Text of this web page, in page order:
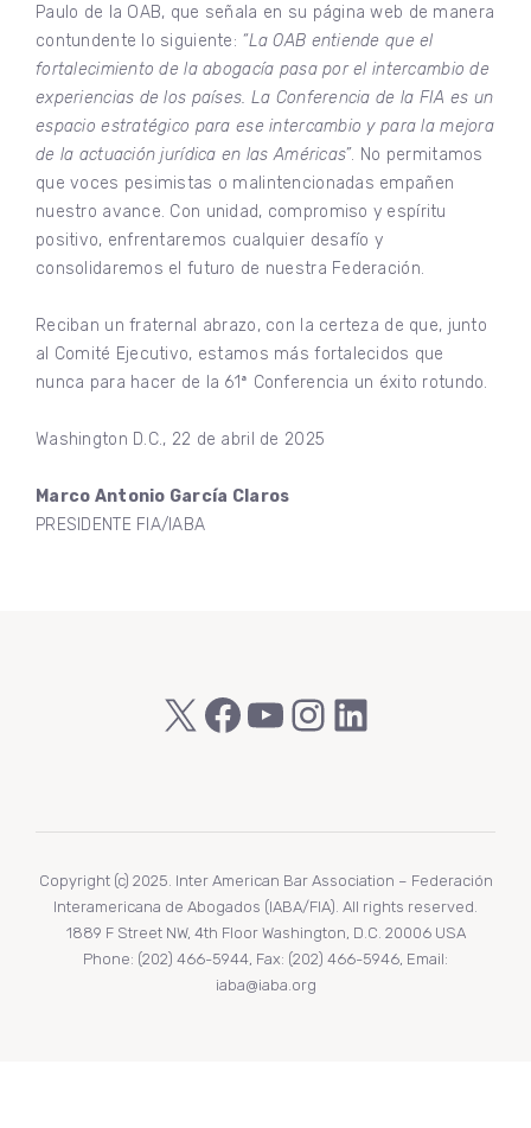
Paulo de la OAB, que señala en su página web de manera
contundente lo siguiente: “La OAB entiende que el
fortalecimiento de la abogacía pasa por el intercambio de
experiencias de los países. La Conferencia de la FIA es un
espacio estratégico para ese intercambio y para la mejora
de la actuación jurídica en las Américas”. No permitamos
que voces pesimistas o malintencionadas empañen
nuestro avance. Con unidad, compromiso y espíritu
positivo, enfrentaremos cualquier desafío y
consolidaremos el futuro de nuestra Federación.
Reciban un fraternal abrazo, con la certeza de que, junto
al Comité Ejecutivo, estamos más fortalecidos que
nunca para hacer de la 61ª Conferencia un éxito rotundo.
Washington D.C., 22 de abril de 2025
Marco Antonio García Claros
PRESIDENTE FIA/IABA
X Facebook
YouTube
Instagram
LinkedIn
Copyright (c) 2025. Inter American Bar Association – Federación
Interamericana de Abogados (IABA/FIA). All rights reserved.
1889 F Street NW, 4th Floor Washington, D.C. 20006 USA
Phone: (202) 466-5944, Fax: (202) 466-5946, Email:
iaba@iaba.org